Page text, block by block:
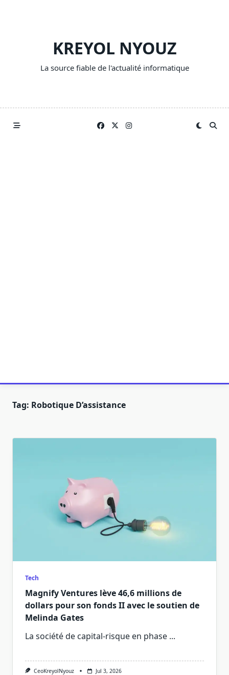
KREYOL NYOUZ
La source fiable de l'actualité informatique
Tag: Robotique D’assistance
Tech
Magnify Ventures lève 46,6 millions de
dollars pour son fonds II avec le soutien de
Melinda Gates
La société de capital-risque en phase ...
CeoKreyolNyouz Jul 3, 2026